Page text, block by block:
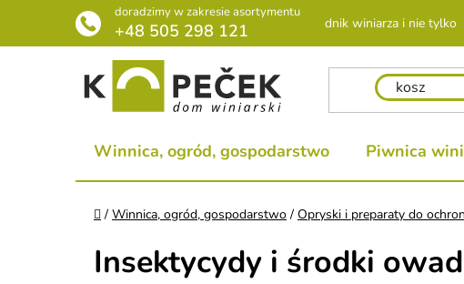
treści
doradzimy w zakresie asortymentu
+48 505 298 121 Poradnik winiarza i nie tylko
Winnica, ogród, gospodarstwo Piwnica
Home
/ Winnica, ogród, gospodarstwo / Opryski i preparaty do
Insektycydy i środki